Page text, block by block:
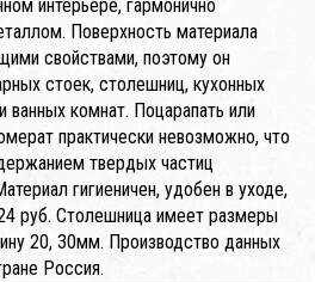
интерьере, гармонично
Поверхность материала
свойствами, поэтому он
стоек, столешниц, кухонных
ванных комнат. Поцарапать или
практически невозможно, что
твердых частиц
гигиеничен, удобен в уходе,
руб. Столешница имеет размеры
20, 30мм. Производство данных
Россия.